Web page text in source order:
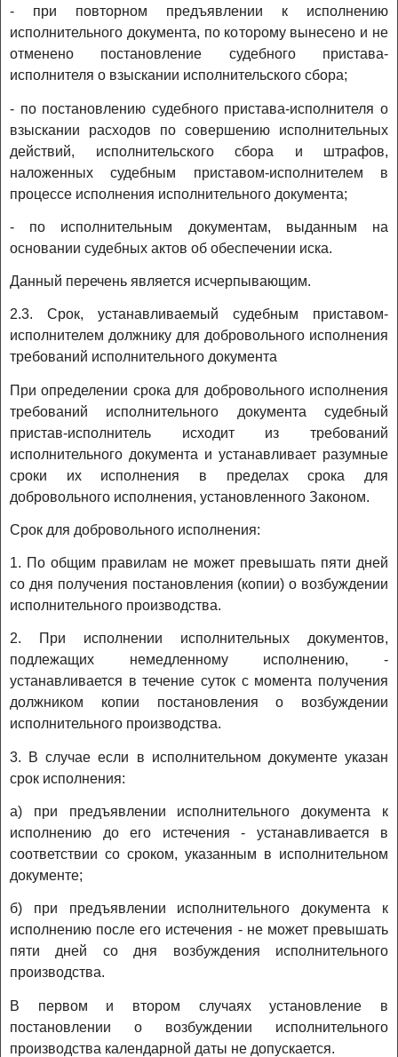
- при повторном предъявлении к исполнению
исполнительного документа, по которому вынесено и не
отменено постановление судебного пристава-
исполнителя о взыскании исполнительского сбора;
- по постановлению судебного пристава-исполнителя о
взыскании расходов по совершению исполнительных
действий, исполнительского сбора и штрафов,
наложенных судебным приставом-исполнителем в
процессе исполнения исполнительного документа;
- по исполнительным документам, выданным на
основании судебных актов об обеспечении иска.
Данный перечень является исчерпывающим.
2.3. Срок, устанавливаемый судебным приставом-
исполнителем должнику для добровольного исполнения
требований исполнительного документа
При определении срока для добровольного исполнения
требований исполнительного документа судебный
пристав-исполнитель исходит из требований
исполнительного документа и устанавливает разумные
сроки их исполнения в пределах срока для
добровольного исполнения, установленного Законом.
Срок для добровольного исполнения:
1. По общим правилам не может превышать пяти дней
со дня получения постановления (копии) о возбуждении
исполнительного производства.
2. При исполнении исполнительных документов,
подлежащих немедленному исполнению, -
устанавливается в течение суток с момента получения
должником копии постановления о возбуждении
исполнительного производства.
3. В случае если в исполнительном документе указан
срок исполнения:
а) при предъявлении исполнительного документа к
исполнению до его истечения - устанавливается в
соответствии со сроком, указанным в исполнительном
документе;
б) при предъявлении исполнительного документа к
исполнению после его истечения - не может превышать
пяти дней со дня возбуждения исполнительного
производства.
В первом и втором случаях установление в
постановлении о возбуждении исполнительного
производства календарной даты не допускается.